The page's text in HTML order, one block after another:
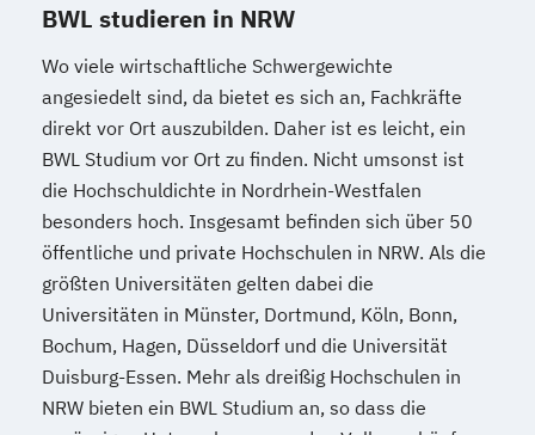
BWL studieren in NRW
Wo viele wirtschaftliche Schwergewichte
angesiedelt sind, da bietet es sich an, Fachkräfte
direkt vor Ort auszubilden. Daher ist es leicht, ein
BWL Studium vor Ort zu finden. Nicht umsonst ist
die Hochschuldichte in Nordrhein-Westfalen
besonders hoch. Insgesamt befinden sich über 50
öffentliche und private Hochschulen in NRW. Als die
größten Universitäten gelten dabei die
Universitäten in Münster, Dortmund, Köln, Bonn,
Bochum, Hagen, Düsseldorf und die Universität
Duisburg-Essen. Mehr als dreißig Hochschulen in
NRW bieten ein BWL Studium an, so dass die